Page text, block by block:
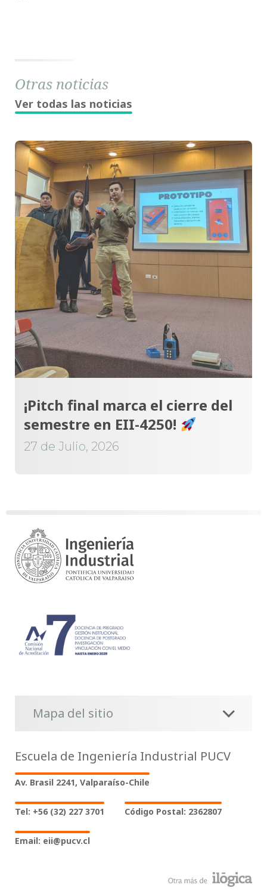
Otras noticias
Ver todas las noticias
¡Pitch final marca el cierre del
semestre en EII-4250!
27 de Julio, 2026
Mapa del sitio
Escuela de Ingeniería Industrial PUCV
Av. Brasil 2241, Valparaíso-Chile
Tel: +56 (32) 227 3701 Código Postal: 2362807
Email: eii@pucv.cl